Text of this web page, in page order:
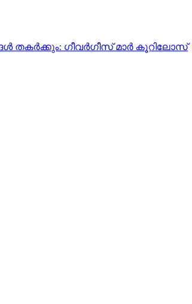
തകര്‍ക്കും: ഗീവര്‍ഗീസ് മാര്‍ കൂറിലോസ്